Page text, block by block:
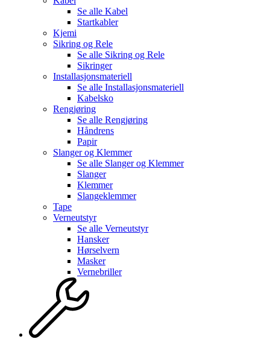
Se alle Kabel
Startkabler
Kjemi
Sikring og Rele
Se alle Sikring og Rele
Sikringer
Installasjonsmateriell
Se alle Installasjonsmateriell
Kabelsko
Rengjøring
Se alle Rengjøring
Håndrens
Papir
Slanger og Klemmer
Se alle Slanger og Klemmer
Slanger
Klemmer
Slangeklemmer
Tape
Verneutstyr
Se alle Verneutstyr
Hansker
Hørselvern
Masker
Vernebriller